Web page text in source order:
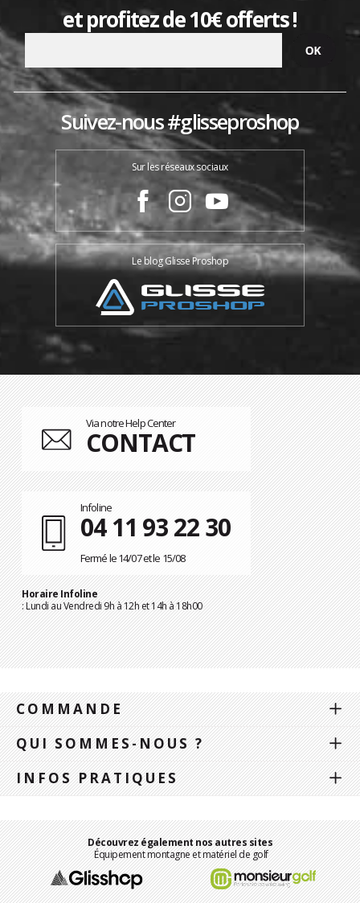
et profitez de 10€ offerts !
Suivez-nous #glisseproshop
Sur les réseaux sociaux
Le blog Glisse Proshop
Via notre Help Center
CONTACT
Infoline
04 11 93 22 30
Fermé le 14/07 et le 15/08
Horaire Infoline
: Lundi au Vendredi 9h à 12h et 14h à 18h00
COMMANDE
QUI SOMMES-NOUS ?
INFOS PRATIQUES
Découvrez également nos autres sites
Équipement montagne et matériel de golf